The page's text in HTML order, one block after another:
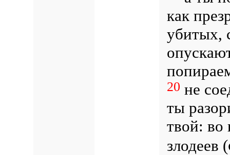
как
убитых,
20 не
ты
твой: во
злодеев (